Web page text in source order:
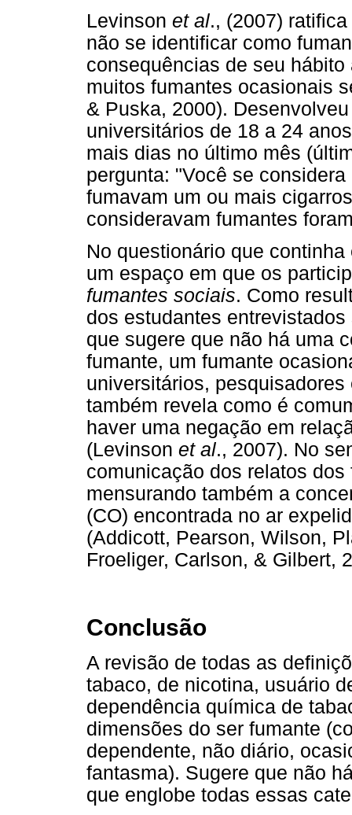
Levinson et al., (2007)
não se identificar como
consequências de seu
muitos fumantes ocasionais
& Puska, 2000).
universitários de 18 a 24
mais dias no último mês
pergunta: "Você se
fumavam um ou mais
consideravam fumantes
No questionário que
um espaço em que os
fumantes sociais. Como
dos estudantes
que sugere que não há uma
fumante, um fumante
universitários,
também revela como é
haver uma negação em
(Levinson et al., 2007). No
comunicação dos relatos
mensurando também a
(CO) encontrada no ar
(Addicott, Pearson, Wilson,
Froeliger, Carlson, & Gilbert,
Conclusão
A revisão de todas as
tabaco, de nicotina, usuário
dependência química de
dimensões do ser fumante
dependente, não diário,
fantasma). Sugere que não
que englobe todas essas